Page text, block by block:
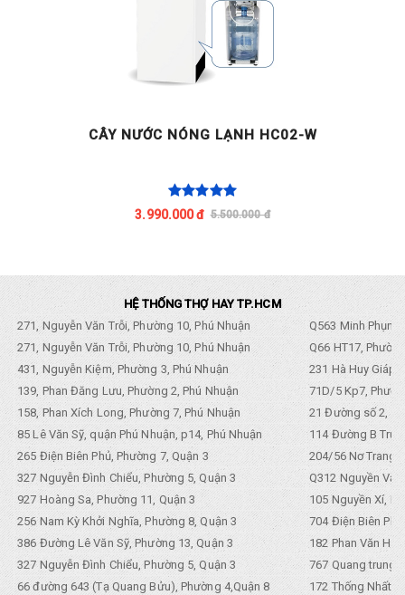
CÂY NƯỚC NÓNG LẠNH HC02-W
3.990.000 đ 5.500.000 đ
HỆ THỐNG THỢ HAY TP.HCM
271, Nguyễn Văn Trỗi, Phường 10, Phú Nhuận
Q563 Minh
271, Nguyễn Văn Trỗi, Phường 10, Phú Nhuận
Q66 HT17,
431, Nguyễn Kiệm, Phường 3, Phú Nhuận
231 Hà Huy Giáp,
139, Phan Đăng Lưu, Phường 2, Phú Nhuận
71D/5 Kp7,
158, Phan Xích Long, Phường 7, Phú Nhuận
21 Đường số 2,
85 Lê Văn Sỹ, quận Phú Nhuận, p14, Phú Nhuận
114 Đường B
265 Điện Biên Phủ, Phường 7, Quận 3
204/56 Nơ Trang
327 Nguyễn Đình Chiểu, Phường 5, Quận 3
Q312 Nguyền
927 Hoàng Sa, Phường 11, Quận 3
105 Nguyền Xí,
256 Nam Kỳ Khởi Nghĩa, Phường 8, Quận 3
704 Điện Biên
386 Đường Lê Văn Sỹ, Phường 13, Quận 3
182 Phan Văn
327 Nguyễn Đình Chiểu, Phường 5, Quận 3
767 Quang trung,
66 đường 643 (Tạ Quang Bửu), Phường 4,Quận 8
172 Thống Nhất.